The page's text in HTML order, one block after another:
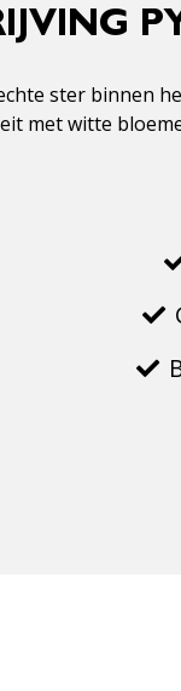
echte ster
met witte